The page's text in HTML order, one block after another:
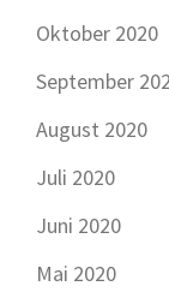
Oktober 2020
September
August 2020
Juli 2020
Juni 2020
Mai 2020